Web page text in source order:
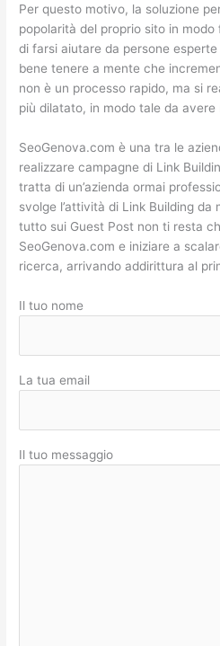
Per questo motivo, la soluzione
popolarità del proprio sito in
di farsi aiutare da persone
bene tenere a mente che
non è un processo rapido, ma si
più dilatato, in modo tale da
SeoGenova.com è una tra le
realizzare campagne di Link
tratta di un’azienda ormai
svolge l’attività di Link Building
tutto sui Guest Post non ti resta
SeoGenova.com e iniziare a
ricerca, arrivando addirittura al
Il tuo nome
La tua email
Il tuo messaggio